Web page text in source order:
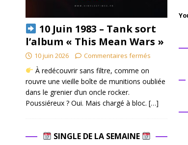
10 Juin 1983 – Tank sort
l’album « This Mean Wars »
10 juin 2026 Commentaires fermés
À redécouvrir sans filtre, comme on
rouvre une vieille boîte de munitions oubliée
dans le grenier d’un oncle rocker.
Poussiéreux ? Oui. Mais chargé à bloc. […]
SINGLE DE LA SEMAINE